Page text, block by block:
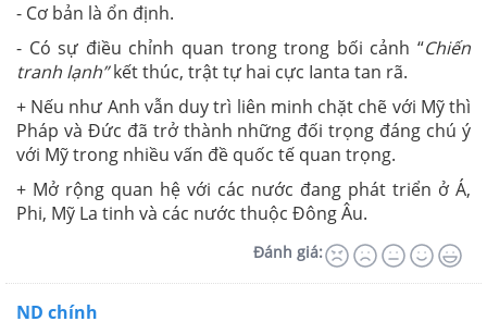
- Cơ bản là ổn định.
- Có sự điều chỉnh quan trong trong bối cảnh “Chiến
tranh lạnh”kết thúc, trật tự hai cực Ianta tan rã.
+ Nếu như Anh vẫn duy trì liên minh chặt chẽ với Mỹ thì
Pháp và Đức đã trở thành những đối trọng đáng chú ý
với Mỹ trong nhiều vấn đề quốc tế quan trọng.
+ Mở rộng quan hệ với các nước đang phát triển ở Á,
Phi, Mỹ La tinh và các nước thuộc Đông Âu.
Đánh giá:
ND chính